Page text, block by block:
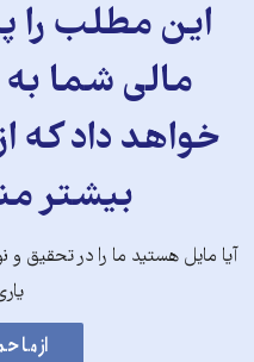
این مطلب را
مالی شما به
خواهد داد که
بیشتر
آیا مایل هستید ما را در تحقیق و